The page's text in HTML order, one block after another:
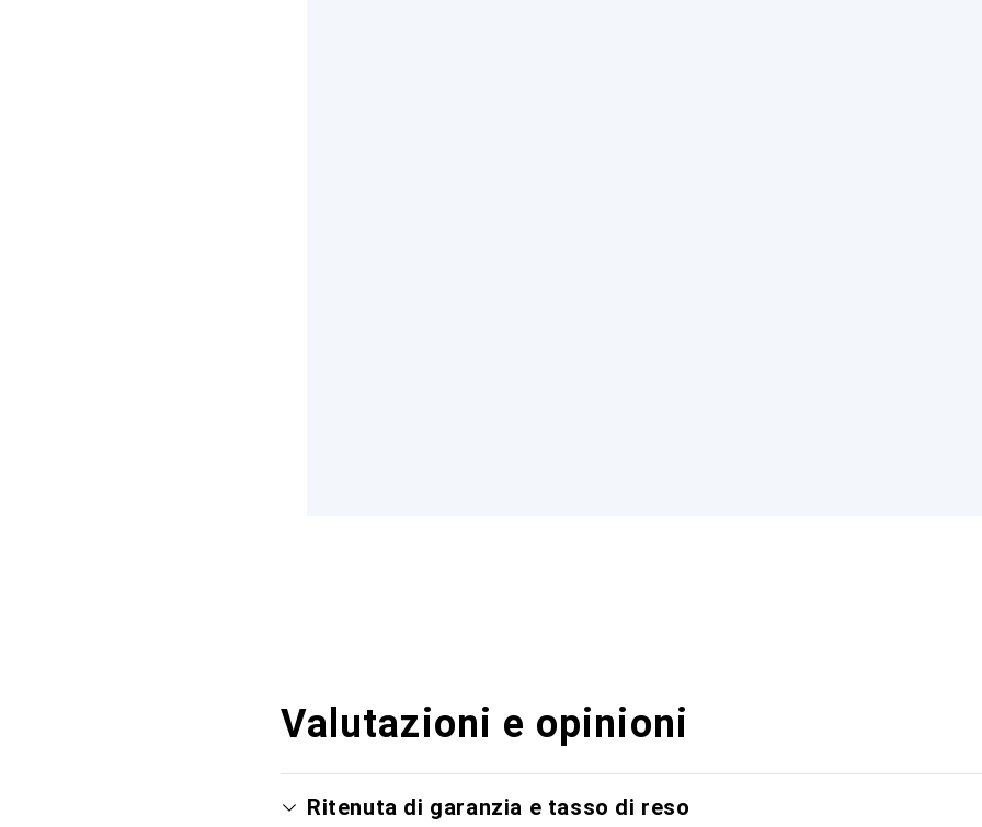
Valutazioni e opinioni
Ritenuta di garanzia e tasso di reso